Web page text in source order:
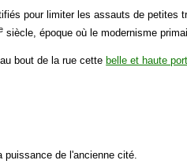
pour limiter les assauts de petites
siècle, époque où le modernisme
bout de la rue cette belle et haute
puissance de l'ancienne cité.